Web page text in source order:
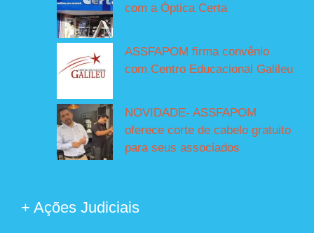
com a Óptica Certa
ASSFAPOM firma convênio
com Centro Educacional Galileu
NOVIDADE- ASSFAPOM
oferece corte de cabelo gratuito
para seus associados
+ Ações Judiciais